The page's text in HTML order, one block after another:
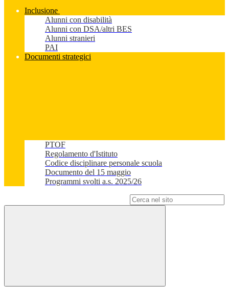
Inclusione
Alunni con disabilità
Alunni con DSA/altri BES
Alunni stranieri
PAI
Documenti strategici
PTOF
Regolamento d'Istituto
Codice disciplinare personale scuola
Documento del 15 maggio
Programmi svolti a.s. 2025/26